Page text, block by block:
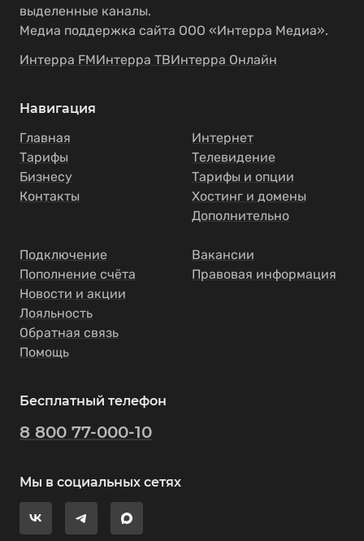
выделенные каналы.
Медиа поддержка сайта ООО «Интерра Медиа».
Интерра FMИнтерра ТВИнтерра Онлайн
Навигация
Главная
Тарифы
Бизнесу
Контакты
Интернет
Телевидение
Тарифы и опции
Хостинг и домены
Дополнительно
Подключение
Пополнение счёта
Новости и акции
Лояльность
Обратная связь
Помощь
Вакансии
Правовая информация
Бесплатный телефон
8 800 77-000-10
Мы в социальных сетях